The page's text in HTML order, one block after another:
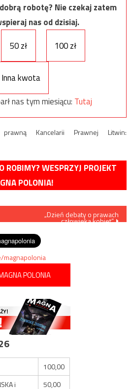
robotę? Nie czekaj zatem
nas od dzisiaj.
50 zł 100 zł
Inna kwota
nas tym miesiącu: Tutaj
Kancelarii Prawnej Litwin:
ROBIMY? WESPRZYJ PROJEKT
POLONIA!
„Dzień debaty o prawach
człowieka kobiet”
magnapolonia
POLONIA
100,00
i
50,00